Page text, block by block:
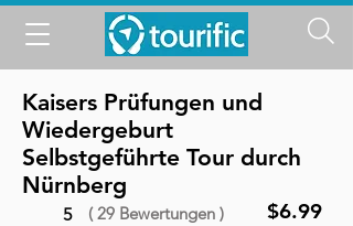
Kaisers Prüfungen und
Wiedergeburt
Selbstgeführte Tour durch
Nürnberg
5 ( 29 Bewertungen ) $6.99